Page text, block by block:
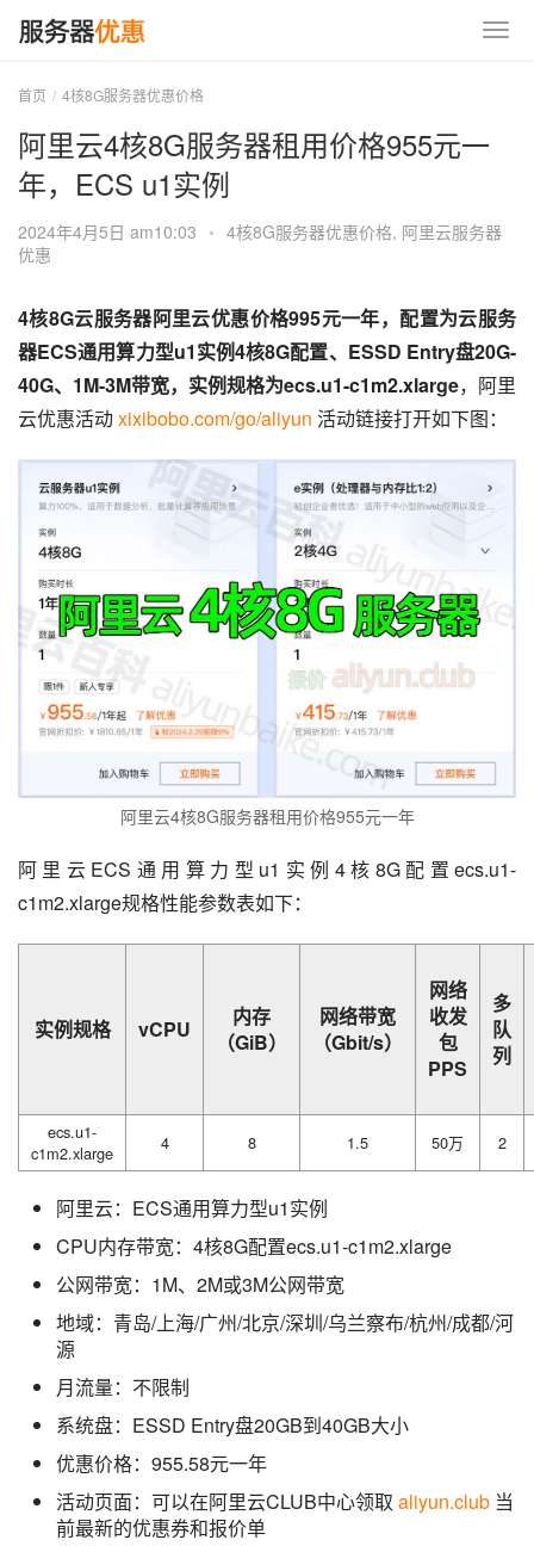
首页 4核8G服务器优惠价格
阿里云4核8G服务器租用价格955元一
年，ECS u1实例
2024年4月5日 am10:03 • 4核8G服务器优惠价格, 阿里云服务器
优惠
4核8G云服务器阿里云优惠价格995元一年，配置为云服务
器ECS通用算力型u1实例4核8G配置、ESSD Entry盘20G-
40G、1M-3M带宽，实例规格为ecs.u1-c1m2.xlarge，阿里
云优惠活动 xixibobo.com/go/aliyun 活动链接打开如下图：
阿里云4核8G服务器租用价格955元一年
阿里云ECS通用算力型u1实例4核8G配置ecs.u1-
c1m2.xlarge规格性能参数表如下：
实例规格 vCPU
内存
（GiB）
网络带宽
（Gbit/s）
网络
收发
包
PPS
多
队
列
ecs.u1-
c1m2.xlarge
4 8 1.5 50万 2
阿里云：ECS通用算力型u1实例
CPU内存带宽：4核8G配置ecs.u1-c1m2.xlarge
公网带宽：1M、2M或3M公网带宽
地域：青岛/上海/广州/北京/深圳/乌兰察布/杭州/成都/河
源
月流量：不限制
系统盘：ESSD Entry盘20GB到40GB大小
优惠价格：955.58元一年
活动页面：可以在阿里云CLUB中心领取 aliyun.club 当
前最新的优惠券和报价单